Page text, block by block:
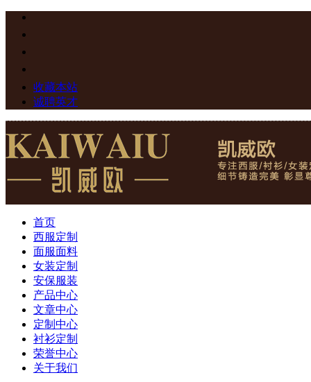
收藏本站
诚聘英才
首页
西服定制
面服面料
女装定制
安保服装
产品中心
文章中心
定制中心
衬衫定制
荣誉中心
关于我们